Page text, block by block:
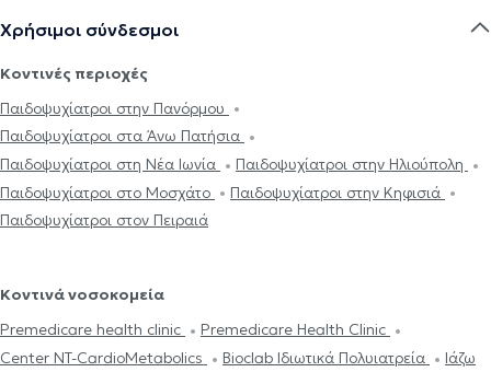
Χρήσιμοι σύνδεσμοι
Κοντινές περιοχές
Παιδοψυχίατροι στην Πανόρμου
Παιδοψυχίατροι στα Άνω Πατήσια
Παιδοψυχίατροι στη Νέα Ιωνία
Παιδοψυχίατροι στην Ηλιούπολη
Παιδοψυχίατροι στο Μοσχάτο
Παιδοψυχίατροι στην Κηφισιά
Παιδοψυχίατροι στον Πειραιά
Κοντινά νοσοκομεία
Premedicare health clinic
Premedicare Health Clinic
Center NT-CardioMetabolics
Bioclab Ιδιωτικά Πολυιατρεία Ιάζω